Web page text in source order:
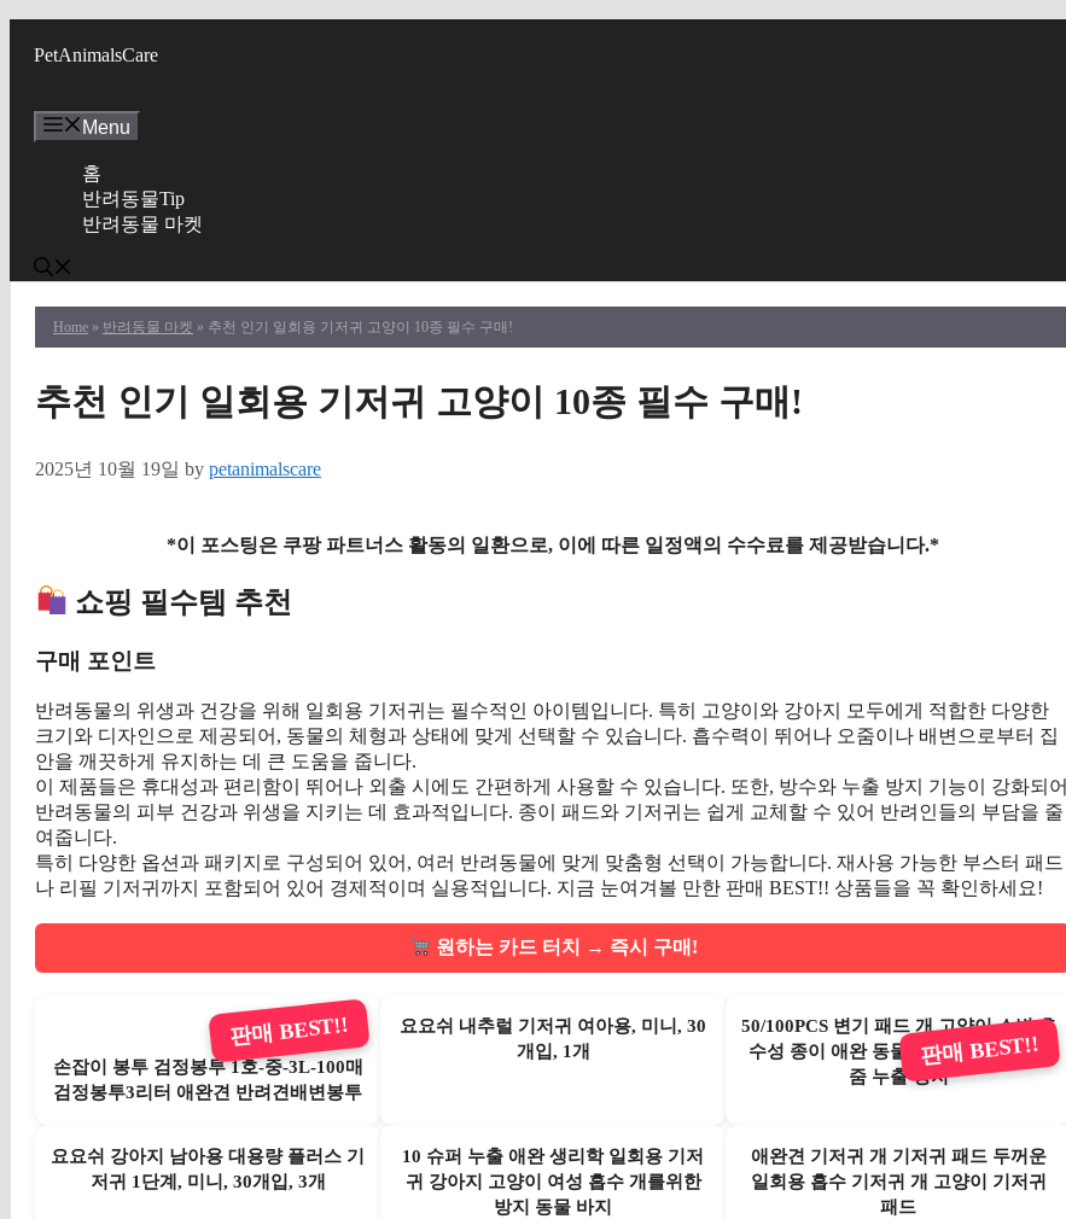
PetAnimalsCare
Menu
홈
반려동물Tip
반려동물 마켓
Home » 반려동물 마켓 » 추천 인기 일회용 기저귀 고양이 10종 필수 구매!
추천 인기 일회용 기저귀 고양이 10종 필수 구매!
2025년 10월 19일 by petanimalscare
*이 포스팅은 쿠팡 파트너스 활동의 일환으로, 이에 따른 일정액의 수수료를 제공받습니다.*
쇼핑 필수템 추천
구매 포인트
반려동물의 위생과 건강을 위해 일회용 기저귀는 필수적인 아이템입니다. 특히 고양이와 강아지 모두에게 적합한 다양한
크기와 디자인으로 제공되어, 동물의 체형과 상태에 맞게 선택할 수 있습니다. 흡수력이 뛰어나 오줌이나 배변으로부터 집
안을 깨끗하게 유지하는 데 큰 도움을 줍니다.
이 제품들은 휴대성과 편리함이 뛰어나 외출 시에도 간편하게 사용할 수 있습니다. 또한, 방수와 누출 방지 기능이 강화되어
반려동물의 피부 건강과 위생을 지키는 데 효과적입니다. 종이 패드와 기저귀는 쉽게 교체할 수 있어 반려인들의 부담을 줄
여줍니다.
특히 다양한 옵션과 패키지로 구성되어 있어, 여러 반려동물에 맞게 맞춤형 선택이 가능합니다. 재사용 가능한 부스터 패드
나 리필 기저귀까지 포함되어 있어 경제적이며 실용적입니다. 지금 눈여겨볼 만한 판매 BEST!! 상품들을 꼭 확인하세요!
원하는 카드 터치 → 즉시 구매!
판매 BEST!!
손잡이 봉투 검정봉투 1호-중-3L-100매
검정봉투3리터 애완견 반려견배변봉투
요요쉬 내추럴 기저귀 여아용, 미니, 30
개입, 1개
50/100PCS 변기 패드 개 고양이 소변 흡
수성 종이 애완 동물 일회용 기저귀 오
줌 누출 방지
판매 BEST!!
요요쉬 강아지 남아용 대용량 플러스 기
저귀 1단계, 미니, 30개입, 3개
10 슈퍼 누출 애완 생리학 일회용 기저
귀 강아지 고양이 여성 흡수 개를위한
방지 동물 바지
애완견 기저귀 개 기저귀 패드 두꺼운
일회용 흡수 기저귀 개 고양이 기저귀
패드